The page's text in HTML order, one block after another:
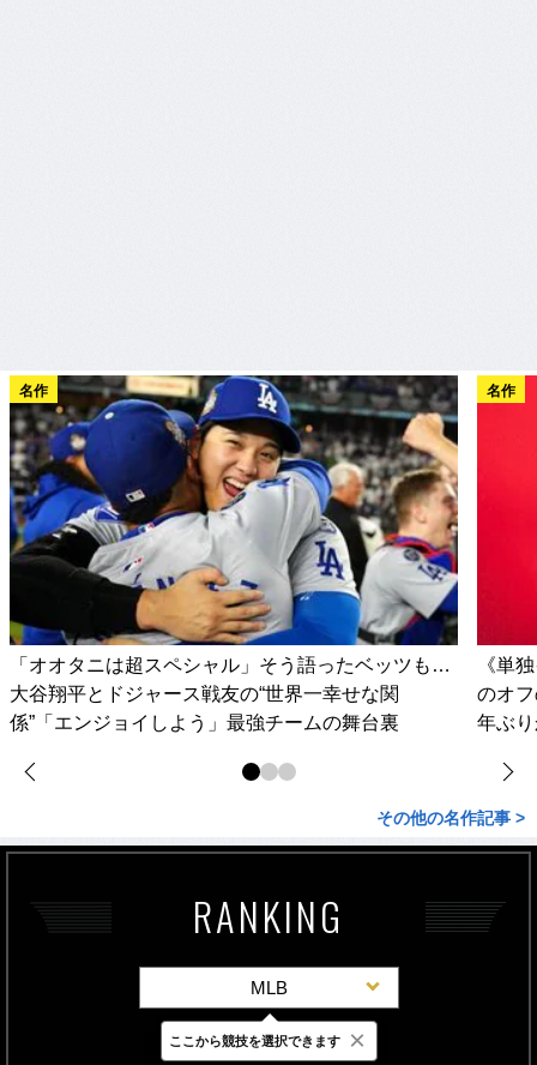
名作
「オオタニは超スペシャル」そう語ったベッツも…
大谷翔平とドジャース戦友の“世界一幸せな関
係”「エンジョイしよう」最強チームの舞台裏
名作
《単
のオ
年ぶ
その他の名作記事 >
RANKING
MLB
最新 24時間 週間
ここから競技を選択できます ×